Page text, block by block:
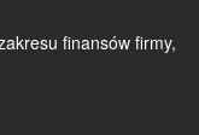
finansów firmy,